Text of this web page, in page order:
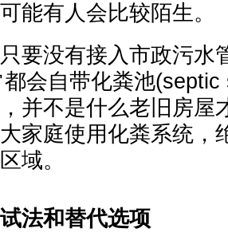
能有人会比较陌生。
要没有接入市政污水
会自带化粪池
并不是什么老旧房屋
家庭使用化粪系统，
域。
法和替代选项